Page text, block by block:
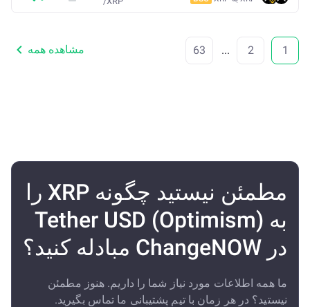
1
2
...
63 مشاهده همه
مطمئن نیستید چگونه XRP را
به Tether USD (Optimism)
در ChangeNOW مبادله کنید؟
ما همه اطلاعات مورد نیاز شما را داریم. هنوز مطمئن
نیستید؟ در هر زمان با تیم پشتیبانی ما تماس بگیرید.